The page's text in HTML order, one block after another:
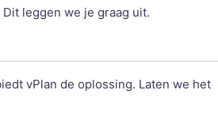
leggen we je graag uit.
vPlan de oplossing. Laten we het